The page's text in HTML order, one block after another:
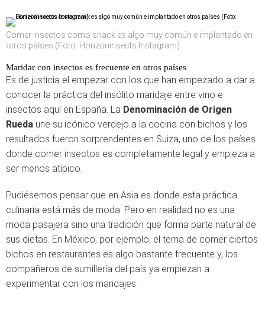
Comer insectos como snack es algo muy común e implantado en
otros países (Foto: Horizoninsects Instagram)
Maridar con insectos es frecuente en otros países
Es de justicia el empezar con los que han empezado a dar a
conocer la práctica del insólito maridaje entre vino e
insectos aquí en España. La Denominación de Origen
Rueda une su icónico verdejo a la cocina con bichos y los
resultados fueron sorprendentes en Suiza, uno de los países
donde comer insectos es completamente legal y empieza a
ser menos atípico.
Pudiésemos pensar que en Asia es donde esta práctica
culinaria está más de moda. Pero en realidad no es una
moda pasajera sino una tradición que forma parte natural de
sus dietas. En México, por ejemplo, el tema de comer ciertos
bichos en restaurantes es algo bastante frecuente y, los
compañeros de sumillería del país ya empiezan a
experimentar con los maridajes.